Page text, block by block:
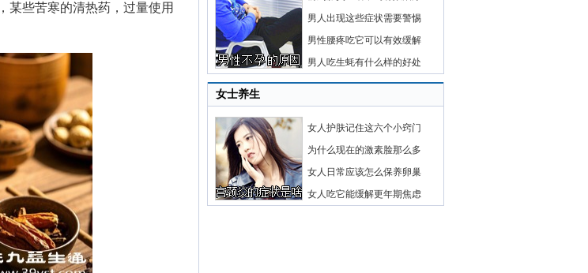
某些苦寒的清热药，过量使用
男人出现这些症状需要警惕
男性腰疼吃它可以有效缓解
男人吃生蚝有什么样的好处
女士养生
女人护肤记住这六个小窍门
为什么现在的激素脸那么多
女人日常应该怎么保养卵巢
女人吃它能缓解更年期焦虑